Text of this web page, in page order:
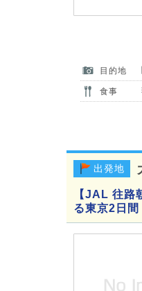
目的地
食事
出発地
【JAL 往路
る東京2日間